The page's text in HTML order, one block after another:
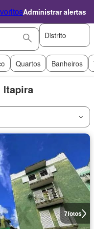
Administrar alertas
Distrito
Quartos Banheiros
Itapira
7fotos